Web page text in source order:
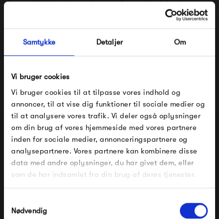
Samtykke Detaljer Om
Vi bruger cookies
Vi bruger cookies til at tilpasse vores indhold og
annoncer, til at vise dig funktioner til sociale medier og
til at analysere vores trafik. Vi deler også oplysninger
om din brug af vores hjemmeside med vores partnere
inden for sociale medier, annonceringspartnere og
analysepartnere. Vores partnere kan kombinere disse
data med andre oplysninger, du har givet dem, eller
som de har indsamlet fra din brug af deres tjenester.
Nødvendig
Det er ikke helt til at se det, men String blev faktisk
designet i 1949. Dengang var den svenske arkitekt Nils
Produkter fra samme kategori
FÅ 10% PÅ DIN NÆSTE ORDRE
Indtast din e-mail, så sender vi rabatkoden til dig på
mail. Minimumsbeløb er 499 kr. for at indløse
rabatten.
Gælder ikke på produkter fra Fermob, File Under